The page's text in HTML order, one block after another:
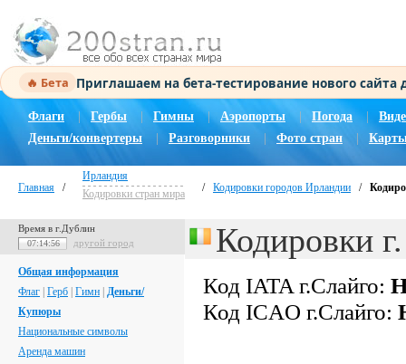
🔥 Бета Приглашаем на бета-тестирование нового
Флаги Гербы Гимны | Аэропорты Погода |
Деньги/конвертеры
Разговорники Фото стран
Главная /
Ирландия
Кодировки стран мира
/ Кодировки городов Ирландии /
Время в г.Дублин
07:14:57 другой город
Общая информация
Флаг Герб Гимн Деньги/
Купюры
Национальные символы
Аренда машин
Кодировки
Код IATA г.Слайго:
Код ICAO г.Слайго: